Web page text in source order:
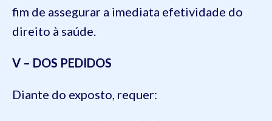
fim de assegurar a imediata efetividade do
direito à saúde.
V – DOS PEDIDOS
Diante do exposto, requer: